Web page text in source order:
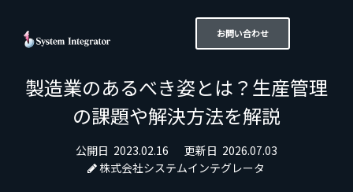
お問い合わせ
製造業のあるべき姿とは？生産管理
の課題や解決方法を解説
公開日 2023.02.16 更新日 2026.07.03
株式会社システムインテグレータ